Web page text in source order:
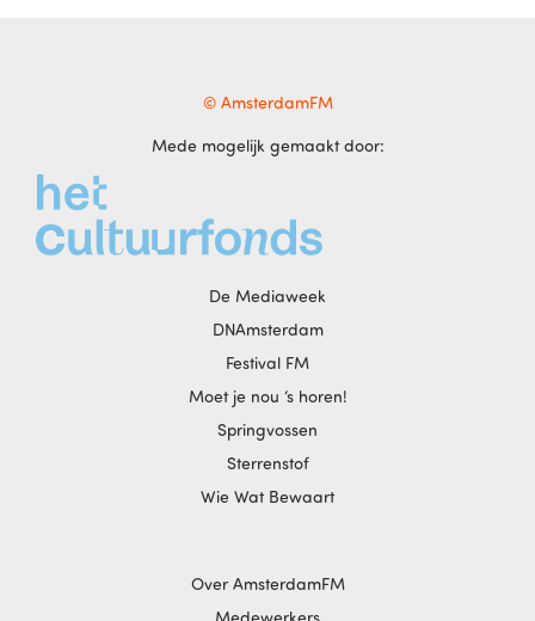
© AmsterdamFM
Mede mogelijk gemaakt door:
De Mediaweek
DNAmsterdam
Festival FM
Moet je nou ‘s horen!
Springvossen
Sterrenstof
Wie Wat Bewaart
Over AmsterdamFM
Medewerkers